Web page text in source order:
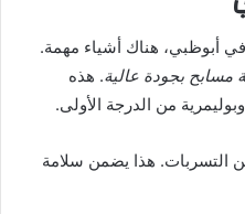
أبوظبي، هناك أشياء مهمة.
مسابح بجودة عالية. هذه
من الدرجة الأولى.
التسربات. هذا يضمن سلامة